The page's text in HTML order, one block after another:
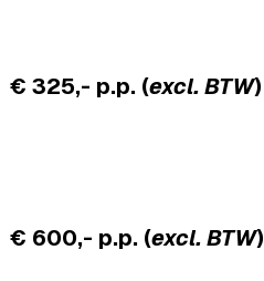
€ 325,- p.p. (excl. BTW)
€ 600,- p.p. (excl. BTW)